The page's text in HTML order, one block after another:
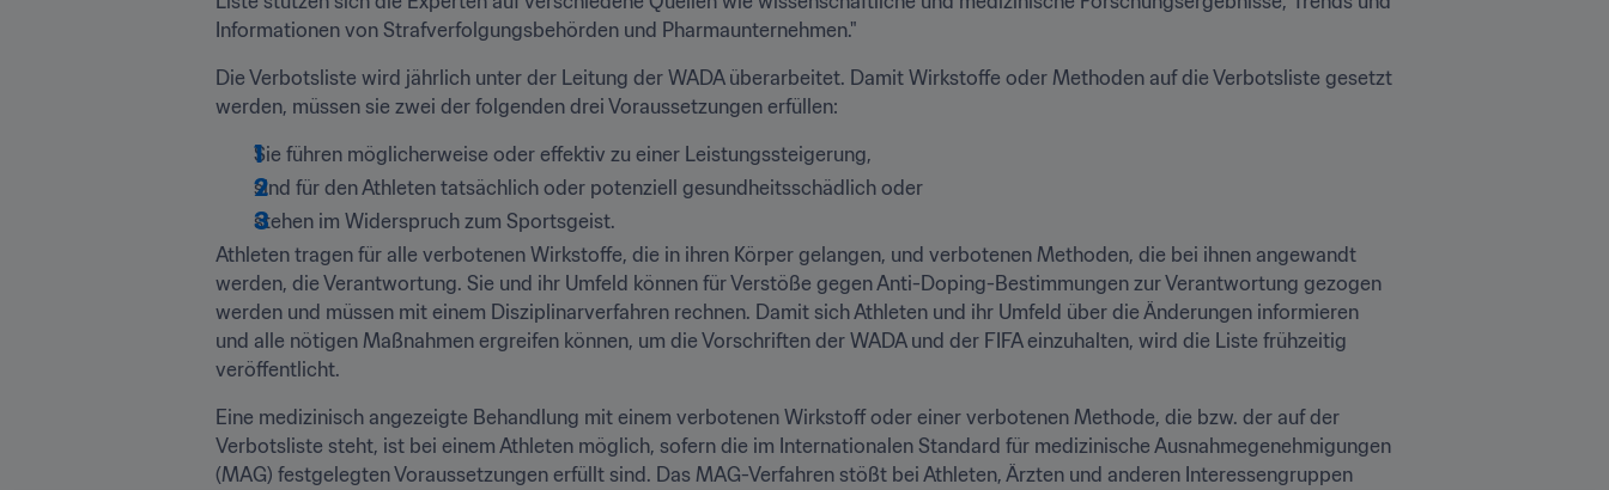
Informationen von Strafverfolgungsbehörden und Pharmaunternehmen."
Die Verbotsliste wird jährlich unter der Leitung der WADA überarbeitet. Damit Wirkstoffe oder Methoden auf die Verbotsliste gesetzt
werden, müssen sie zwei der folgenden drei Voraussetzungen erfüllen:
Sie führen möglicherweise oder effektiv zu einer Leistungssteigerung,
sind für den Athleten tatsächlich oder potenziell gesundheitsschädlich oder
stehen im Widerspruch zum Sportsgeist.
Athleten tragen für alle verbotenen Wirkstoffe, die in ihren Körper gelangen, und verbotenen Methoden, die bei ihnen angewandt
werden, die Verantwortung. Sie und ihr Umfeld können für Verstöße gegen Anti-Doping-Bestimmungen zur Verantwortung gezogen
werden und müssen mit einem Disziplinarverfahren rechnen. Damit sich Athleten und ihr Umfeld über die Änderungen informieren
und alle nötigen Maßnahmen ergreifen können, um die Vorschriften der WADA und der FIFA einzuhalten, wird die Liste frühzeitig
veröffentlicht.
Eine medizinisch angezeigte Behandlung mit einem verbotenen Wirkstoff oder einer verbotenen Methode, die bzw. der auf der
Verbotsliste steht, ist bei einem Athleten möglich, sofern die im Internationalen Standard für medizinische Ausnahmegenehmigungen
(MAG) festgelegten Voraussetzungen erfüllt sind. Das MAG-Verfahren stößt bei Athleten, Ärzten und anderen Interessengruppen